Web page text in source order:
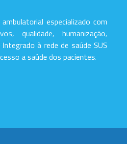
especializado com
qualidade, humanização,
à rede de saúde SUS
a saúde dos pacientes.